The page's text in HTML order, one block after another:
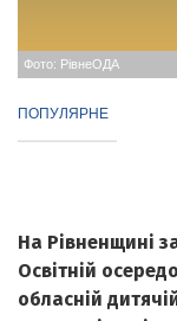
Фото: РівнеОДА
ПОПУЛЯРНЕ
На Рівненщині
Освітній
обласній